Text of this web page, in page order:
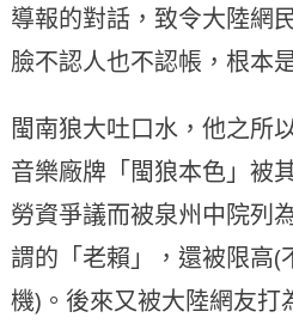
導報的對話，致令大陸網
臉不認人也不認帳，根本
閩南狼大吐口水，他之所
音樂廠牌「閩狼本色」被
勞資爭議而被泉州中院列
謂的「老賴」，還被限高(
機)。後來又被大陸網友打